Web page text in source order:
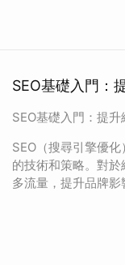
SEO基礎入門：
SEO基礎入門：提
SEO（搜尋引擎優
的技術和策略。對
多流量，提升品牌影